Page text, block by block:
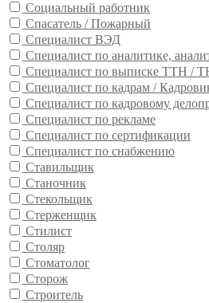
Социальный работник
Спасатель / Пожарный
Специалист ВЭД
Специалист по аналитике,
Специалист по выписке ТТН /
Специалист по кадрам /
Специалист по кадровому
Специалист по рекламе
Специалист по сертификации
Специалист по снабжению
Ставильщик
Станочник
Стекольщик
Стерженщик
Стилист
Столяр
Стоматолог
Сторож
Строитель